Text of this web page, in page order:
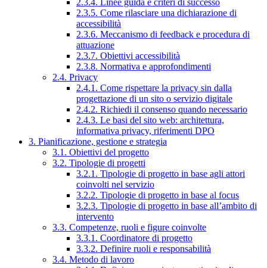
2.3.4. Linee guida e criteri di successo
2.3.5. Come rilasciare una dichiarazione di
accessibilità
2.3.6. Meccanismo di feedback e procedura di
attuazione
2.3.7. Obiettivi accessibilità
2.3.8. Normativa e approfondimenti
2.4. Privacy
2.4.1. Come rispettare la privacy sin dalla
progettazione di un sito o servizio digitale
2.4.2. Richiedi il consenso quando necessario
2.4.3. Le basi del sito web: architettura,
informativa privacy, riferimenti DPO
3. Pianificazione, gestione e strategia
3.1. Obiettivi del progetto
3.2. Tipologie di progetti
3.2.1. Tipologie di progetto in base agli attori
coinvolti nel servizio
3.2.2. Tipologie di progetto in base al focus
3.2.3. Tipologie di progetto in base all’ambito di
intervento
3.3. Competenze, ruoli e figure coinvolte
3.3.1. Coordinatore di progetto
3.3.2. Definire ruoli e responsabilità
3.4. Metodo di lavoro